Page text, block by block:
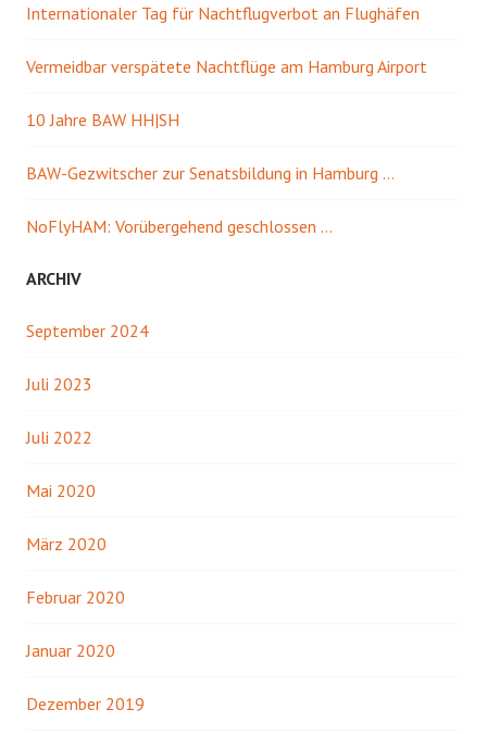
Internationaler Tag für Nachtflugverbot an Flughäfen
Vermeidbar verspätete Nachtflüge am Hamburg Airport
10 Jahre BAW HH|SH
BAW-Gezwitscher zur Senatsbildung in Hamburg …
NoFlyHAM: Vorübergehend geschlossen …
ARCHIV
September 2024
Juli 2023
Juli 2022
Mai 2020
März 2020
Februar 2020
Januar 2020
Dezember 2019